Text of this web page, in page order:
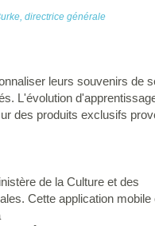
directrice générale
leurs souvenirs de
L'évolution
des produits exclusifs
de la Culture et des
Cette application mobile